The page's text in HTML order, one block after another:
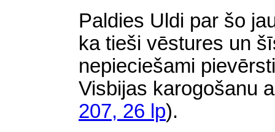
Paldies Uldi par šo
ka tieši vēstures un
nepieciešami
Visbijas karogošanu
207, 26 lp).